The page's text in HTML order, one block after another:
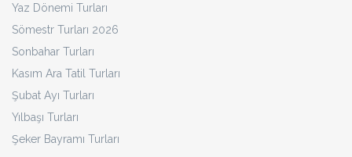
Yaz Dönemi Turları
Sömestr Turları 2026
Sonbahar Turları
Kasım Ara Tatil Turları
Şubat Ayı Turları
Yılbaşı Turları
Şeker Bayramı Turları